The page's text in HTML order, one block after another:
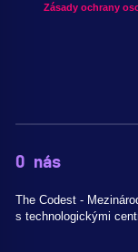
Zásady ochrany
O nás
The Codest -
s technologickými